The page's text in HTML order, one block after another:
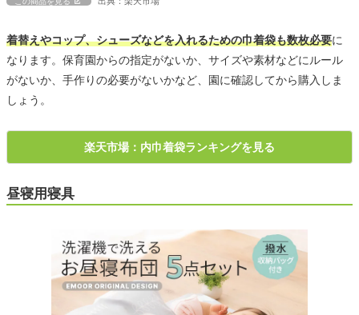
着替えやコップ、シューズなどを入れるための巾着袋も数枚必要に
なります。保育園からの指定がないか、サイズや素材などにルール
がないか、手作りの必要がないかなど、園に確認してから購入しま
しょう。
楽天市場：内巾着袋ランキングを見る
昼寝用寝具